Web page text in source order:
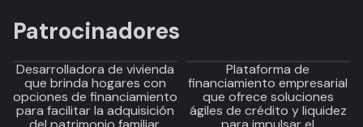
Patrocinadores
Desarrolladora de vivienda
que brinda hogares con
opciones de financiamiento
para facilitar la adquisición
Plataforma de
financiamiento empresarial
que ofrece soluciones
ágiles de crédito y liquidez